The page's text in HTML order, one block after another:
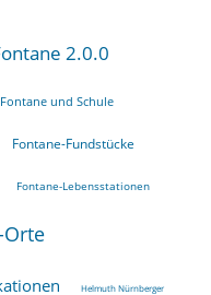
2.0.0
Fontane und Schule
Fontane-Fundstücke
Fontane-Lebensstationen
Orte
Helmuth Nürnberger